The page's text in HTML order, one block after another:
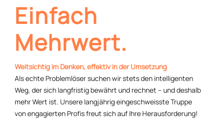
Einfach
Mehrwert.
Weitsichtig im Denken, effektiv in der Umsetzung
Als echte Problemlöser suchen wir stets den intelligenten
Weg, der sich langfristig bewährt und rechnet – und deshalb
mehr Wert ist. Unsere langjährig eingeschweisste Truppe
von engagierten Profis freut sich auf Ihre Herausforderung!